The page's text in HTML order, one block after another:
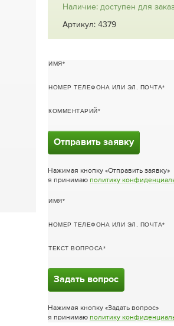
Наличие: доступен для
Артикул: 4379
ИМЯ
НОМЕР ТЕЛЕФОНА ИЛИ ЭЛ. ПОЧТА
КОММЕНТАРИЙ
Отправить заявку
Нажимая кнопку «Отправить заявку»
я принимаю политику
ИМЯ
НОМЕР ТЕЛЕФОНА ИЛИ ЭЛ. ПОЧТА
ТЕКСТ ВОПРОСА
Задать вопрос
Нажимая кнопку «Задать вопрос»
я принимаю политику